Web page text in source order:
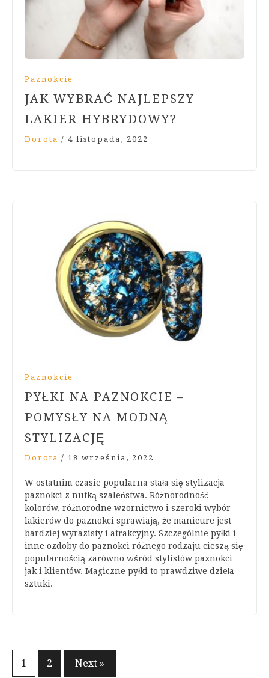
Paznokcie
JAK WYBRAĆ NAJLEPSZY
LAKIER HYBRYDOWY?
Dorota / 4 listopada, 2022
Paznokcie
PYŁKI NA PAZNOKCIE –
POMYSŁY NA MODNĄ
STYLIZACJĘ
Dorota / 18 września, 2022
W ostatnim czasie popularna stała się stylizacja
paznokci z nutką szaleństwa. Różnorodność
kolorów, różnorodne wzornictwo i szeroki wybór
lakierów do paznokci sprawiają, że manicure jest
bardziej wyrazisty i atrakcyjny. Szczególnie pyłki i
inne ozdoby do paznokci różnego rodzaju cieszą się
popularnością zarówno wśród stylistów paznokci
jak i klientów. Magiczne pyłki to prawdziwe dzieła
sztuki.
Stronicowanie
1 2 Next »